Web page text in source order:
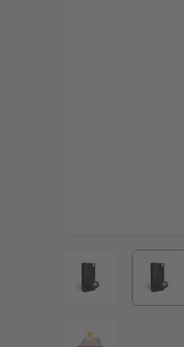
View larger image